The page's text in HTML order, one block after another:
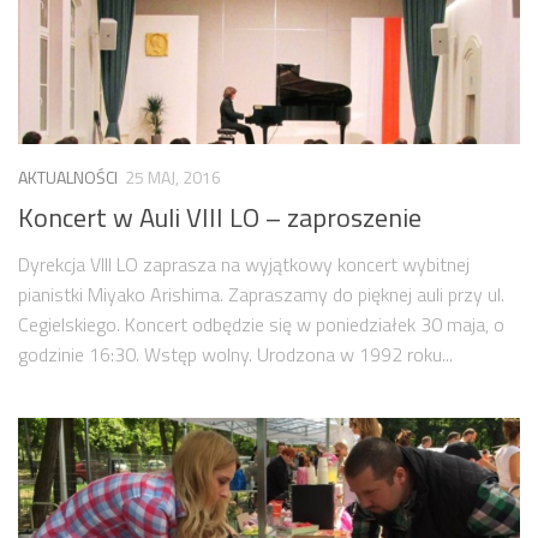
AKTUALNOŚCI 25 MAJ, 2016
Koncert w Auli VIII LO – zaproszenie
Dyrekcja VIII LO zaprasza na wyjątkowy koncert wybitnej
pianistki Miyako Arishima. Zapraszamy do pięknej auli przy ul.
Cegielskiego. Koncert odbędzie się w poniedziałek 30 maja, o
godzinie 16:30. Wstęp wolny. Urodzona w 1992 roku...